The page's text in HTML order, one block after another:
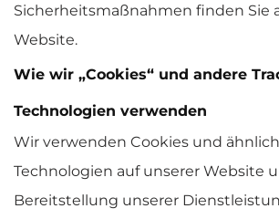
Sicherheitsmaßnahmen finden Sie
Website.
Wie wir „Cookies“ und andere
Technologien verwenden
Wir verwenden Cookies und
Technologien auf unserer Website
Bereitstellung unserer